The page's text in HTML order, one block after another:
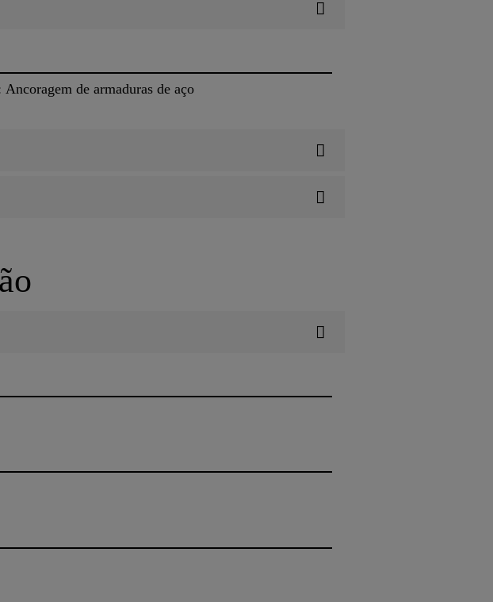
de armaduras de aço